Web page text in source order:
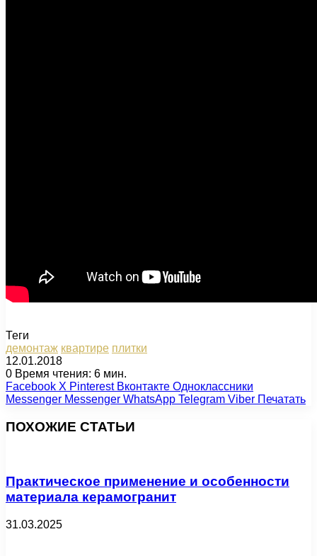
Теги
демонтаж квартире плитки
12.01.2018
0 Время чтения: 6 мин.
Facebook X Pinterest Вконтакте Одноклассники
Messenger Messenger WhatsApp Telegram Viber Печатать
ПОХОЖИЕ СТАТЬИ
Практическое применение и особенности
материала керамогранит
31.03.2025